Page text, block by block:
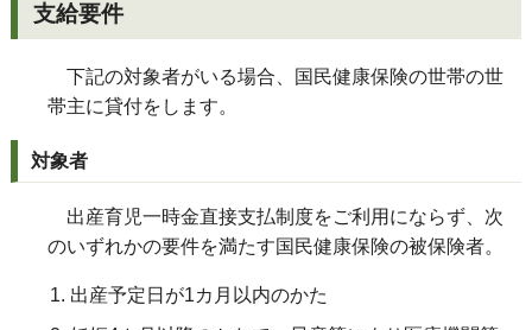
支給要件
下記の対象者がいる場合、国民健康保険の世帯の世
帯主に貸付をします。
対象者
出産育児一時金直接支払制度をご利用にならず、次
のいずれかの要件を満たす国民健康保険の被保険者。
出産予定日が1カ月以内のかた